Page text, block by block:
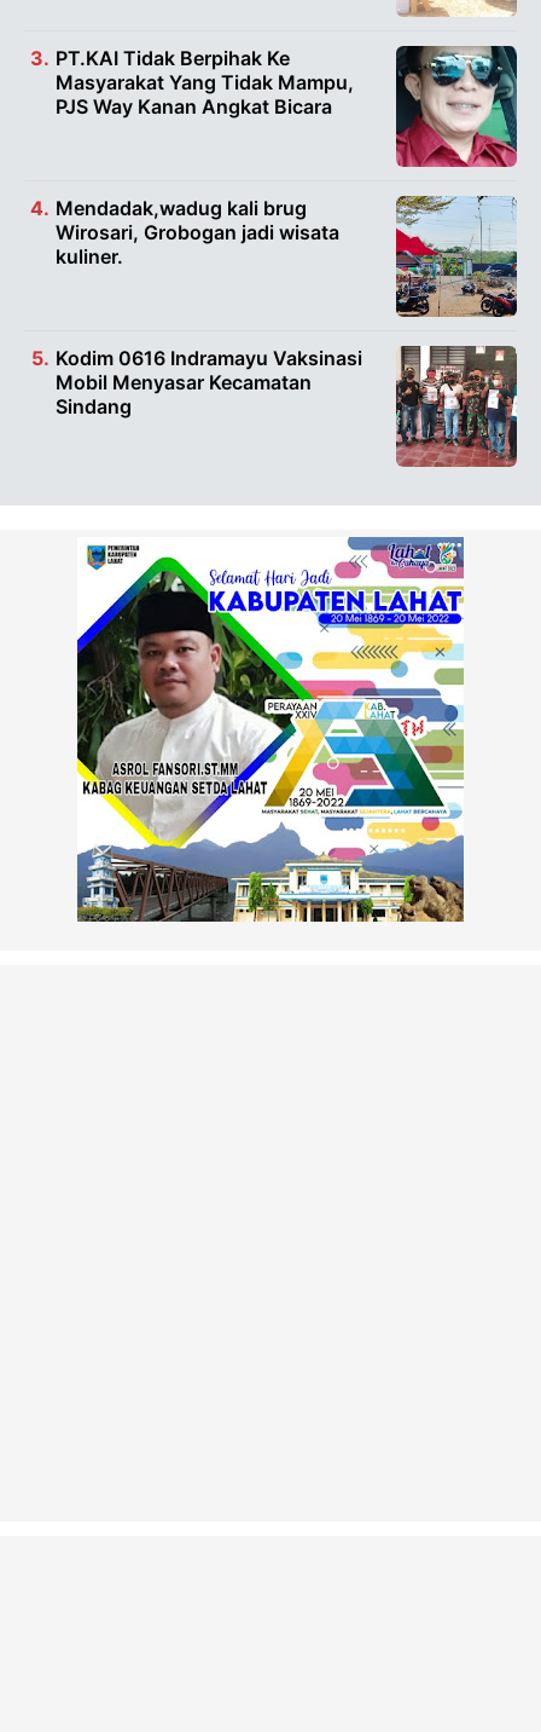
PT.KAI Tidak Berpihak Ke
Masyarakat Yang Tidak Mampu,
PJS Way Kanan Angkat Bicara
Mendadak,wadug kali brug
Wirosari, Grobogan jadi wisata
kuliner.
Kodim 0616 Indramayu Vaksinasi
Mobil Menyasar Kecamatan
Sindang